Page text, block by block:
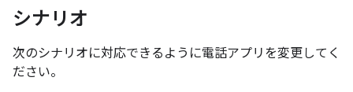
シナリオ
次のシナリオに対応できるように電話アプリを変更してく
ださい。